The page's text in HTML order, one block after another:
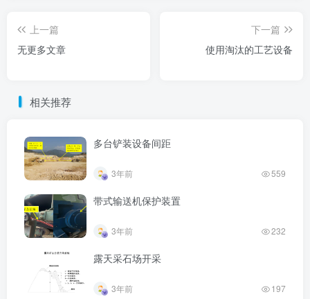
上一篇
无更多文章
下一篇
使用淘汰的工艺设备
相关推荐
多台铲装设备间距
3年前 559
带式输送机保护装置
3年前 232
露天采石场开采
3年前 197